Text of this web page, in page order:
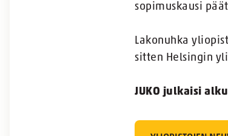
sopimuskausi
Lakonuhka
sitten Helsingin
JUKO julkaisi